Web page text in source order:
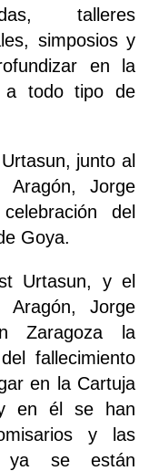
talleres
simposios y
en la
a todo tipo de
junto al
Aragón, Jorge
del
Goya.
Urtasun, y el
Aragón, Jorge
Zaragoza la
fallecimiento
en la Cartuja
en él se han
y las
ya se están